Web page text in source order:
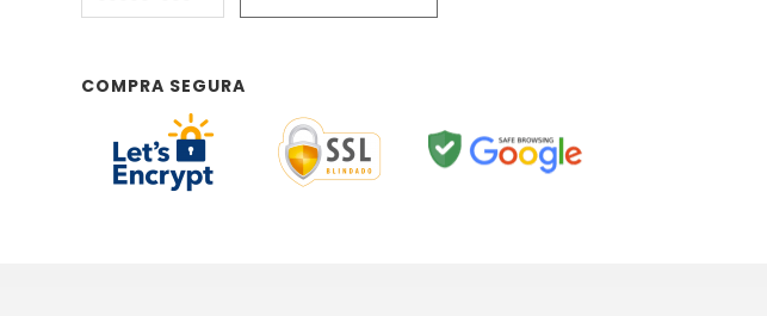
COMPRA SEGURA